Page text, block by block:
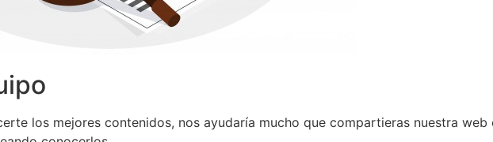
los mejores contenidos, nos ayudaría mucho que compartieras nuestra